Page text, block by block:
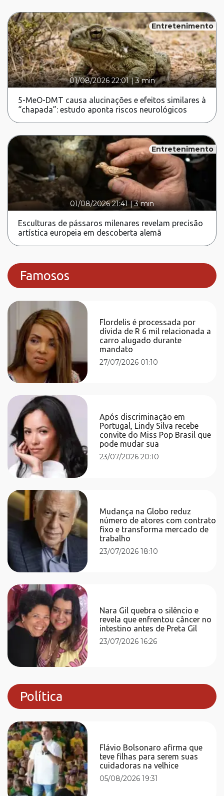
Entretenimento
01/08/2026 22:01|3 min
5-MeO-DMT causa alucinações e efeitos similares à
“chapada”: estudo aponta riscos neurológicos
Entretenimento
01/08/2026 21:41 |3 min
Esculturas de pássaros milenares revelam precisão
artística europeia em descoberta alemã
Famosos
Flordelis é processada por
dívida de R 6 mil relacionada a
carro alugado durante
mandato
27/07/2026 01:10
Após discriminação em
Portugal, Lindy Silva recebe
convite do Miss Pop Brasil que
pode mudar sua
23/07/2026 20:10
Mudança na Globo reduz
número de atores com contrato
fixo e transforma mercado de
trabalho
23/07/2026 18:10
Nara Gil quebra o silêncio e
revela que enfrentou câncer no
intestino antes de Preta Gil
23/07/2026 16:26
Política
Flávio Bolsonaro afirma que
teve filhas para serem suas
cuidadoras na velhice
05/08/2026 19:31